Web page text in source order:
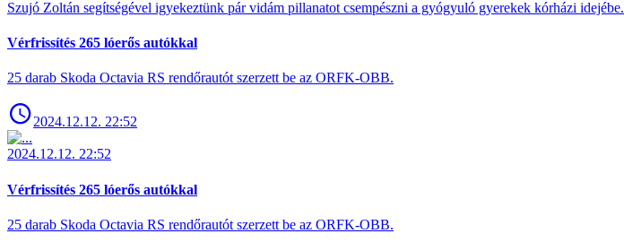
Szujó Zoltán segítségével igyekeztünk pár vidám pillanatot csempészni a gyógyuló gyerekek kórházi idejébe.
Vérfrissítés 265 lóerős autókkal
25 darab Skoda Octavia RS rendőrautót szerzett be az ORFK-OBB.
2024.12.12. 22:52
2024.12.12. 22:52
Vérfrissítés 265 lóerős autókkal
25 darab Skoda Octavia RS rendőrautót szerzett be az ORFK-OBB.